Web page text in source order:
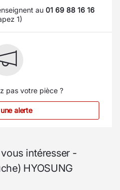
au 01 69 88 16 16
1)
pas votre pièce ?
alerte
intéresser -
HYOSUNG